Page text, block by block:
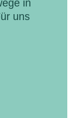
in
uns